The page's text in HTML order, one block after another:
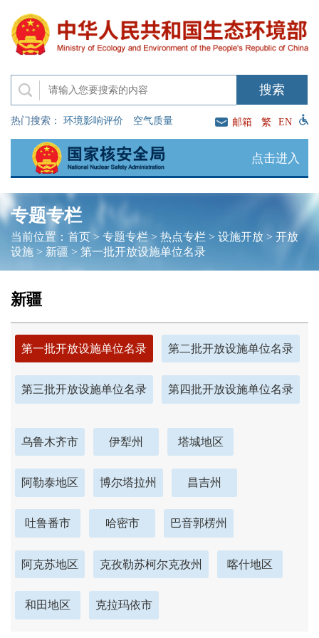
热门搜索： 环境影响评价 空气质量 邮箱 繁 EN
点击进入
专题专栏
当前位置： 首页> 专题专栏> 热点专栏 > 设施开放> 开放
设施> 新疆 > 第一批开放设施单位名录
新疆
第一批开放设施单位名录 第二批开放设施单位名录
第三批开放设施单位名录 第四批开放设施单位名录
乌鲁木齐市 伊犁州 塔城地区
阿勒泰地区 博尔塔拉州 昌吉州
吐鲁番市 哈密市 巴音郭楞州
阿克苏地区 克孜勒苏柯尔克孜州 喀什地区
和田地区 克拉玛依市